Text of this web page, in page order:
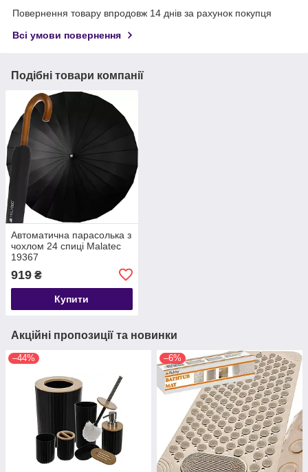
Повернення товару впродовж 14 днів за рахунок покупця
Всі умови повернення
Подібні товари компанії
Автоматична парасолька з
чохлом 24 спиці Malatec
19367
919 ₴
Купити
Акційні пропозиції та новинки
–44% –6%